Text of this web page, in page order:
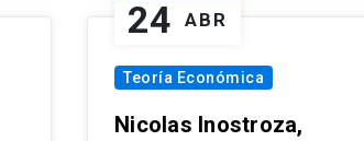
24 ABR
Teoría Económica
Nicolas Inostroza,